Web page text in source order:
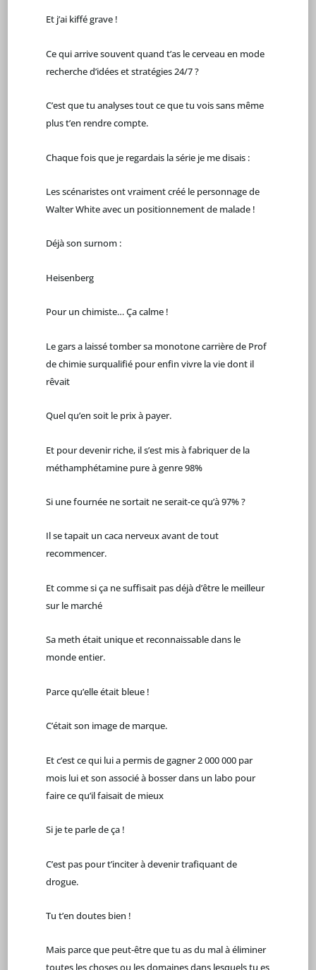
Et j’ai kiffé grave !
Ce qui arrive souvent quand t’as le cerveau en mode
recherche d’idées et stratégies 24/7 ?
C’est que tu analyses tout ce que tu vois sans même
plus t’en rendre compte.
Chaque fois que je regardais la série je me disais :
Les scénaristes ont vraiment créé le personnage de
Walter White avec un positionnement de malade !
Déjà son surnom :
Heisenberg
Pour un chimiste… Ça calme !
Le gars a laissé tomber sa monotone carrière de Prof
de chimie surqualifié pour enfin vivre la vie dont il
rêvait
Quel qu’en soit le prix à payer.
Et pour devenir riche, il s’est mis à fabriquer de la
méthamphétamine pure à genre 98%
Si une fournée ne sortait ne serait-ce qu’à 97% ?
Il se tapait un caca nerveux avant de tout
recommencer.
Et comme si ça ne suffisait pas déjà d’être le meilleur
sur le marché
Sa meth était unique et reconnaissable dans le
monde entier.
Parce qu’elle était bleue !
C’était son image de marque.
Et c’est ce qui lui a permis de gagner 2 000 000 par
mois lui et son associé à bosser dans un labo pour
faire ce qu’il faisait de mieux
Si je te parle de ça !
C’est pas pour t’inciter à devenir trafiquant de
drogue.
Tu t’en doutes bien !
Mais parce que peut-être que tu as du mal à éliminer